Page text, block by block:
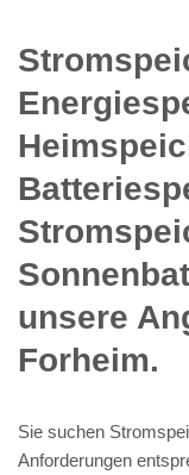
unsere
Forheim.
Sie suchen
Anforderungen